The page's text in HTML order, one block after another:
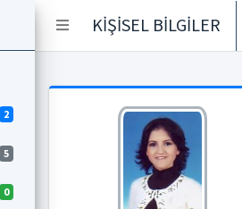
KİŞİSEL BİLGİLER
2
5
0